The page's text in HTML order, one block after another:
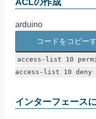
arduino
コードをコピー
access-list 10
access-list 10 deny
インターフェース